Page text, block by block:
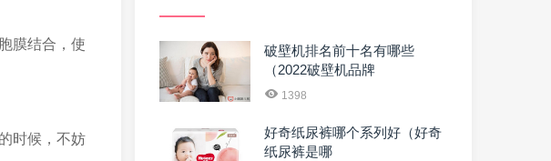
膜结合，使
时候，不妨
破壁机排名前十名有哪些
（2022破壁机品牌
1398
好奇纸尿裤哪个系列好（好奇
纸尿裤是哪